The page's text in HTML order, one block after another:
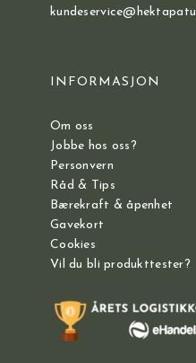
INFORMASJON
Om oss
Jobbe hos oss?
Personvern
Råd & Tips
Bærekraft & åpenhet
Gavekort
Cookies
Vil du bli produkttester?